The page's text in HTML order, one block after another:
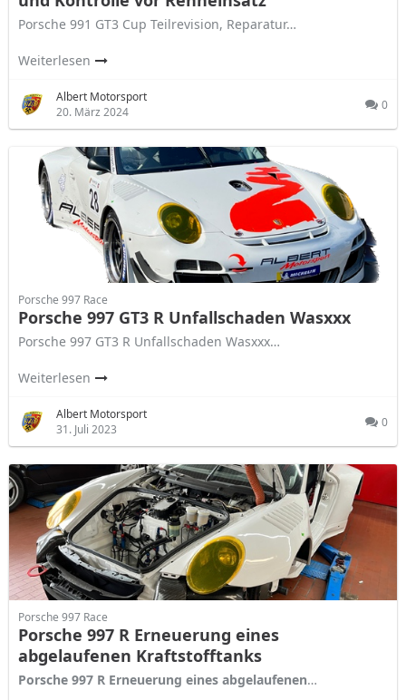
Porsche 991 GT3 Cup Teilrevision, Reparatur…
Weiterlesen
Albert Motorsport
20. März 2024
0
Porsche 997 Race
Porsche 997 GT3 R Unfallschaden Wasxxx
Porsche 997 GT3 R Unfallschaden Wasxxx…
Weiterlesen
Albert Motorsport
31. Juli 2023
0
Porsche 997 Race
Porsche 997 R Erneuerung eines
abgelaufenen Kraftstofftanks
Porsche 997 R Erneuerung eines abgelaufenen…